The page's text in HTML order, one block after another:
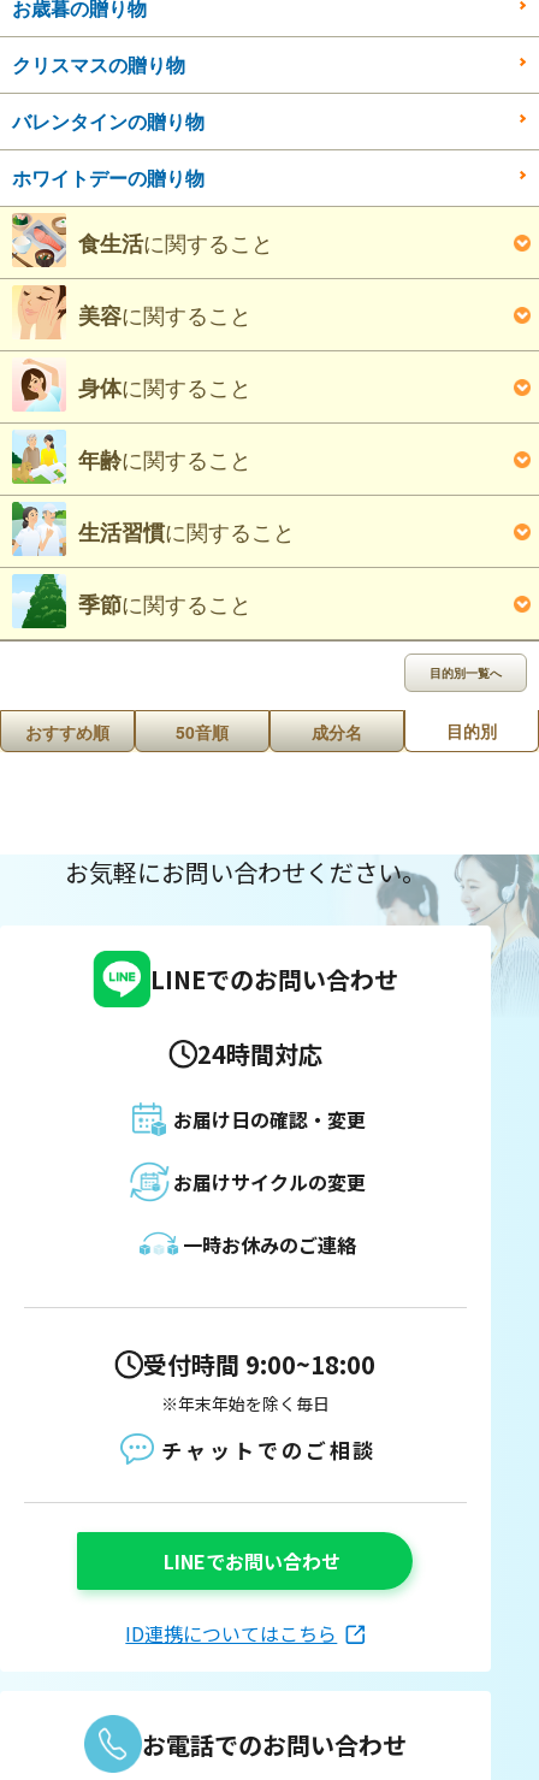
お歳暮の贈り物
クリスマスの贈り物
バレンタインの贈り物
ホワイトデーの贈り物
食生活に関すること
美容に関すること
身体に関すること
年齢に関すること
生活習慣に関すること
季節に関すること
目的別一覧へ
おすすめ順 50音順 成分名 目的別
お気軽にお問い合わせください。
LINEでのお問い合わせ
24時間対応
お届け日の確認・変更
お届けサイクルの変更
一時お休みのご連絡
受付時間 9:00~18:00
※年末年始を除く毎日
チャットでのご相談
LINEでお問い合わせ
ID連携についてはこちら
お電話でのお問い合わせ